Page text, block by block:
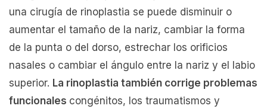
una cirugía de rinoplastia se puede disminuir o
aumentar el tamaño de la nariz, cambiar la forma
de la punta o del dorso, estrechar los orificios
nasales o cambiar el ángulo entre la nariz y el labio
superior. La rinoplastia también corrige problemas
funcionales congénitos, los traumatismos y